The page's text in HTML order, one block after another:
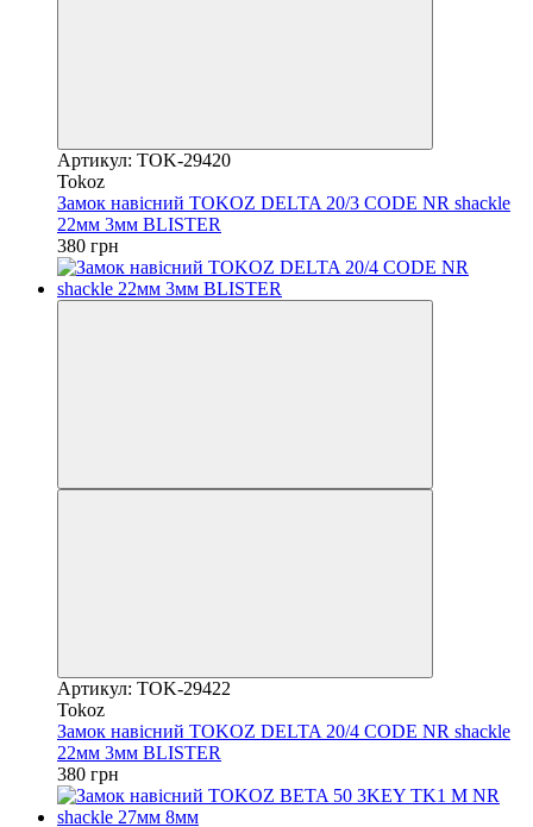
Артикул: TOK-29420
Tokoz
Замок навісний TOKOZ DELTA 20/3 CODE NR shackle
22мм 3мм BLISTER
380 грн
Артикул: TOK-29422
Tokoz
Замок навісний TOKOZ DELTA 20/4 CODE NR shackle
22мм 3мм BLISTER
380 грн